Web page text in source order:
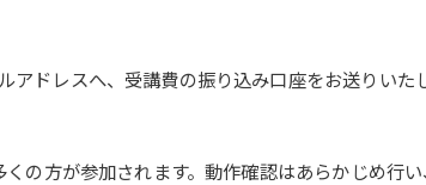
ドレスへ、受講費の振り込み口座をお送りいたし
の方が参加されます。動作確認はあらかじめ行い